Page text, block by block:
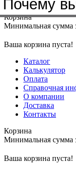
Меню+7(4912)50-
Корзина
Минимальная сумма
Ваша корзина пуста!
Каталог
Калькулятор
Оплата
Справочная
О компании
Доставка
Контакты
Корзина
Минимальная сумма
Ваша корзина пуста!
Почему